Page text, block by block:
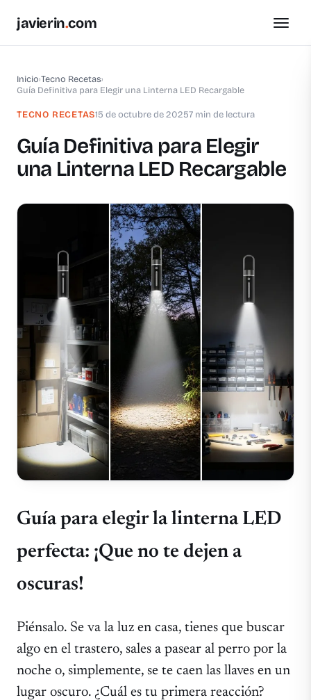
javierin.com
Inicio›Tecno Recetas›
Guía Definitiva para Elegir una Linterna LED Recargable
TECNO RECETAS15 de octubre de 20257 min de lectura
Guía Definitiva para Elegir
una Linterna LED Recargable
Guía para elegir la linterna LED
perfecta: ¡Que no te dejen a
oscuras!
Piénsalo. Se va la luz en casa, tienes que buscar
algo en el trastero, sales a pasear al perro por la
noche o, simplemente, se te caen las llaves en un
lugar oscuro. ¿Cuál es tu primera reacción?